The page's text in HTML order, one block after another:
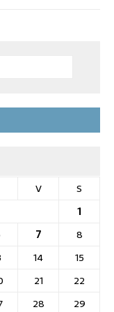
V
S
1
7
8
14
15
21
22
28
29